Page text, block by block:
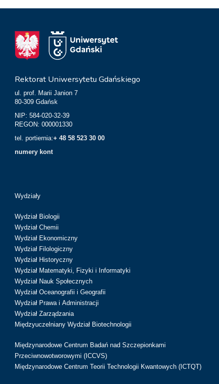
Rektorat Uniwersytetu Gdańskiego
ul. prof. Marii Janion 7
80-309 Gdańsk
NIP: 584-020-32-39
REGON: 000001330
tel. portiernia:+ 48 58 523 30 00
numery kont
Wydziały
Wydział Biologii
Wydział Chemii
Wydział Ekonomiczny
Wydział Filologiczny
Wydział Historyczny
Wydział Matematyki, Fizyki i Informatyki
Wydział Nauk Społecznych
Wydział Oceanografii i Geografii
Wydział Prawa i Administracji
Wydział Zarządzania
Międzyuczelniany Wydział Biotechnologii
Międzynarodowe Centrum Badań nad Szczepionkami
Przeciwnowotworowymi (ICCVS)
Międzynarodowe Centrum Teorii Technologii Kwantowych (ICTQT)